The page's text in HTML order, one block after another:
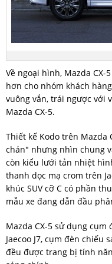
Về ngoại hình, Mazda
hơn cho nhóm khách
vuông vắn, trái ngược với
Mazda CX-5.
Thiết kế Kodo trên Mazda
chán" nhưng nhìn chung
còn kiểu lưới tản nhiệt
thanh dọc mạ crom trên
khúc SUV cỡ C có phần
mẫu xe đang dẫn đầu
Mazda CX-5 sử dụng cụm
Jaecoo J7, cụm đèn chiếu
đều được trang bị tính